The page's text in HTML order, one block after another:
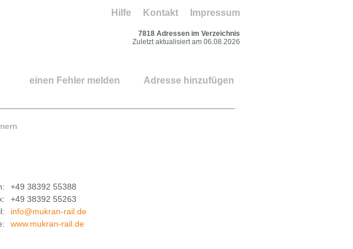
Impressum
Kontakt
Hilfe
7818 Adressen im Verzeichnis
Zuletzt aktualisiert am 06.08.2026
einen Fehler melden Adresse hinzufügen
+49 38392 55388
+49 38392 55263
info@mukran-rail.de
www.mukran-rail.de